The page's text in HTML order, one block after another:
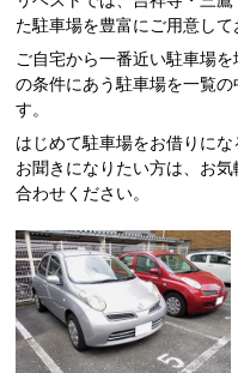
た駐車場を豊富にご用意して
ご自宅から一番近い駐車場
の条件にあう駐車場を一覧
す。
はじめて駐車場をお借りに
お聞きになりたい方は、お
合わせください。